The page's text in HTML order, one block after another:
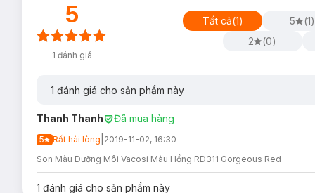
với dòng sản phẩm make-up, chăm sóc da, chăm sóc tóc,
và tìm những giải pháp tốt nhất, từ việc ứng dụng nghiên cứu
cho khách hàng những sản phẩm làm đẹp hiệu quả và thân
đẹp một cách dễ dàng, đơn giản và nhanh nhất bằng
kiếm các tài năng trẻ cho ngành công nghiệp trang điểm
5
1 đánh giá
Tất cả(1) 5 (1)
2
(0)
1 đánh giá cho sản phẩm này
Thanh Thanh Đã mua hàng
5 Rất hài lòng 2019-11-02, 16:30
Son Màu Dưỡng Môi Vacosi Màu Hồng RD311 Gorgeous Red
1 đánh giá cho sản phẩm này